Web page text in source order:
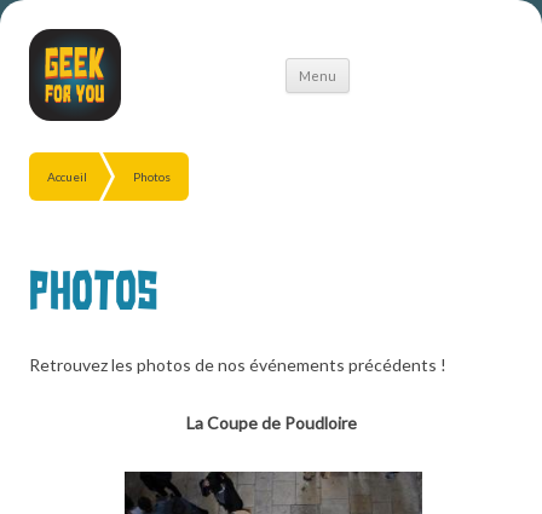
Menu
Aller
Accueil Photos
Photos
Retrouvez les photos de nos événements précédents !
La Coupe de Poudloire